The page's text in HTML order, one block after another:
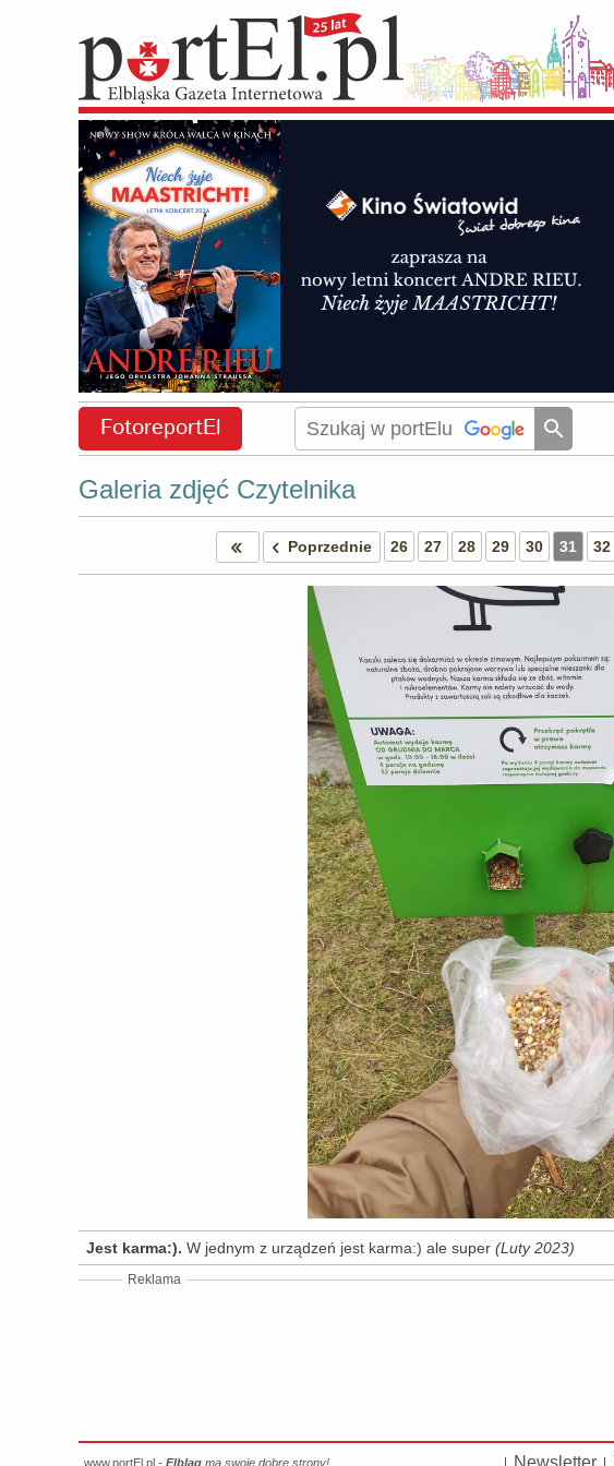
FotoreportEl
Galeria zdjęć Czytelnika
Poprzednie 26 27 28 29 30 31 32
Jest karma:). W jednym z urządzeń jest karma:) ale super (Luty 2023)
Reklama
www.portEl.pl - Elbląg ma swoje dobre strony!